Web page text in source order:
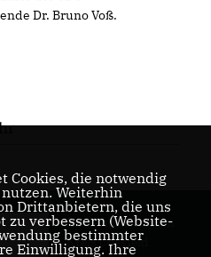
Dr. Bruno Voß.
Ihr Landrat für den
Kreis Coesfeld
Cookies, die notwendig
Weiterhin
Drittanbietern, die uns
zu verbessern (Website-
bestimmter
Einwilligung. Ihre